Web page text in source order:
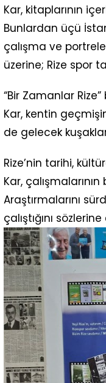
Kar, kitaplarının
Bunlardan üçü
çalışma ve
üzerine; Rize spor
“Bir Zamanlar
Kar, kentin
de gelecek
Rize’nin tarihi,
Kar,
Araştırmalarını
çalıştığını